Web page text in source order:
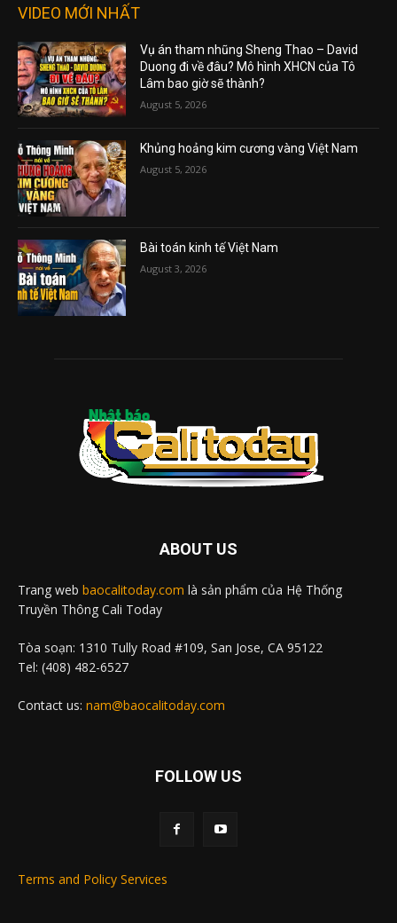
VIDEO MỚI NHẤT
Vụ án tham nhũng Sheng Thao – David
Duong đi về đâu? Mô hình XHCN của Tô
Lâm bao giờ sẽ thành?
August 5, 2026
Khủng hoảng kim cương vàng Việt Nam
August 5, 2026
Bài toán kinh tế Việt Nam
August 3, 2026
ABOUT US
Trang web baocalitoday.com là sản phẩm của Hệ Thống
Truyền Thông Cali Today
Tòa soạn: 1310 Tully Road #109, San Jose, CA 95122
Tel: (408) 482-6527
Contact us: nam@baocalitoday.com
FOLLOW US
Terms and Policy Services